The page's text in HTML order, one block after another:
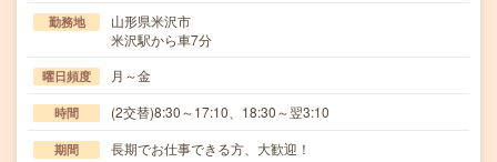
勤務地
山形県米沢市
米沢駅から車7分
曜日頻度 月～金
時間 (2交替)8:30～17:10、18:30～翌3:10
期間 長期でお仕事できる方、大歓迎！